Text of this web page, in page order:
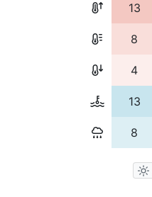
13
8
4
13
8